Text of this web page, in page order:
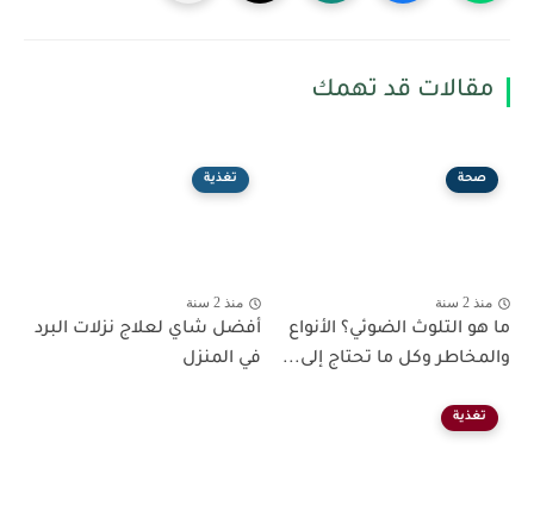
مقالات قد تهمك
صحة
منذ 2 سنة
ما هو التلوث الضوئي؟ الأنواع
والمخاطر وكل ما تحتاج إلى...
تغذية
منذ 2 سنة
أفضل شاي لعلاج نزلات البرد
في المنزل
تغذية